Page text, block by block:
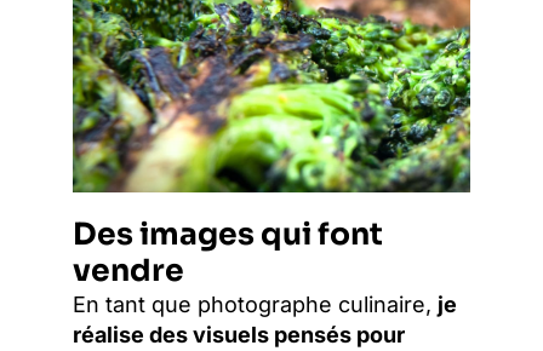
Des images qui font
vendre
En tant que photographe culinaire, je
réalise des visuels pensés pour